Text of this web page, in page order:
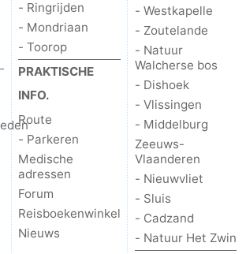
- Ringrijden
- Mondriaan
- Toorop
PRAKTISCHE
INFO.
Route
- Parkeren
Medische
adressen
Forum
Reisboekenwinkel
Nieuws
- Westkapelle
- Zoutelande
- Natuur
Walcherse bos
- Dishoek
- Vlissingen
- Middelburg
Zeeuws-
Vlaanderen
- Nieuwvliet
- Sluis
- Cadzand
- Natuur Het Zwin